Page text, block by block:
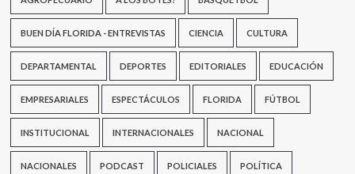
BUEN DÍA FLORIDA - ENTREVISTAS CIENCIA CULTURA
DEPARTAMENTAL DEPORTES EDITORIALES EDUCACIÓN
EMPRESARIALES ESPECTÁCULOS FLORIDA FÚTBOL
INSTITUCIONAL INTERNACIONALES NACIONAL
NACIONALES PODCAST POLICIALES POLÍTICA